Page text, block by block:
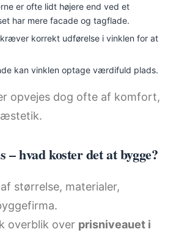
er ofte lidt højere end ved et
har mere facade og tagflade.
korrekt udførelse i vinklen for at
kan vinklen optage værdifuld plads.
opvejes dog ofte af komfort,
– hvad koster det at bygge?
størrelse, materialer,
overblik over prisniveauet i